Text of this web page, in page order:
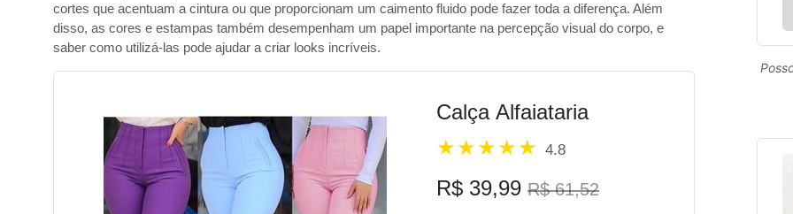
cortes que acentuam a cintura ou que proporcionam um caimento fluido pode fazer toda a diferença. Além
disso, as cores e estampas também desempenham um papel importante na percepção visual do corpo, e
saber como utilizá-las pode ajudar a criar looks incríveis.
Calça Alfaiataria
4.8
R$ 39,99 R$ 61,52